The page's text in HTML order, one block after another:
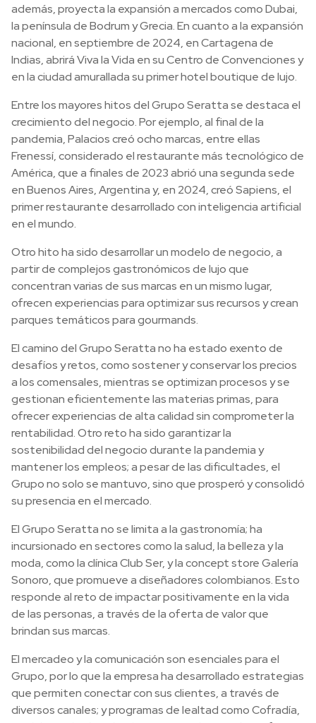
además, proyecta la expansión a mercados como Dubai,
la península de Bodrum y Grecia. En cuanto a la expansión
nacional, en septiembre de 2024, en Cartagena de
Indias, abrirá Viva la Vida en su Centro de Convenciones y
en la ciudad amurallada su primer hotel boutique de lujo.
Entre los mayores hitos del Grupo Seratta se destaca el
crecimiento del negocio. Por ejemplo, al final de la
pandemia, Palacios creó ocho marcas, entre ellas
Frenessí, considerado el restaurante más tecnológico de
América, que a finales de 2023 abrió una segunda sede
en Buenos Aires, Argentina y, en 2024, creó Sapiens, el
primer restaurante desarrollado con inteligencia artificial
en el mundo.
Otro hito ha sido desarrollar un modelo de negocio, a
partir de complejos gastronómicos de lujo que
concentran varias de sus marcas en un mismo lugar,
ofrecen experiencias para optimizar sus recursos y crean
parques temáticos para gourmands.
El camino del Grupo Seratta no ha estado exento de
desafíos y retos, como sostener y conservar los precios
a los comensales, mientras se optimizan procesos y se
gestionan eficientemente las materias primas, para
ofrecer experiencias de alta calidad sin comprometer la
rentabilidad. Otro reto ha sido garantizar la
sostenibilidad del negocio durante la pandemia y
mantener los empleos; a pesar de las dificultades, el
Grupo no solo se mantuvo, sino que prosperó y consolidó
su presencia en el mercado.
El Grupo Seratta no se limita a la gastronomía; ha
incursionado en sectores como la salud, la belleza y la
moda, como la clínica Club Ser, y la concept store Galería
Sonoro, que promueve a diseñadores colombianos. Esto
responde al reto de impactar positivamente en la vida
de las personas, a través de la oferta de valor que
brindan sus marcas.
El mercadeo y la comunicación son esenciales para el
Grupo, por lo que la empresa ha desarrollado estrategias
que permiten conectar con sus clientes, a través de
diversos canales; y programas de lealtad como Cofradía,